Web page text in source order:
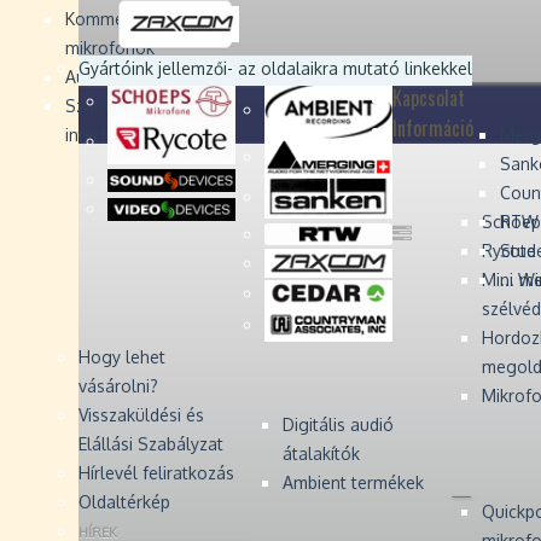
Kommentátor-
mikrofonok
Audio Monitors
Számítógépes audió
interfész
Rycote
Mini
Digitális audió
átalakítók
Ambient termékek
...
Devices
Devices
Zaxcom
Zaxcom
Gyártóink jellemzői- az oldalaikra mutató linkekkel
Kapcsolat
Információ
Hogy lehet
vásárolni?
Visszaküldési és
Elállási Szabályzat
Hírlevél feliratkozás
Oldaltérkép
HÍREK